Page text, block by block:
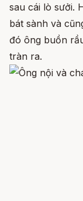
sau cái lò sưởi.
bát sành và
đó ông buồn
tràn ra.